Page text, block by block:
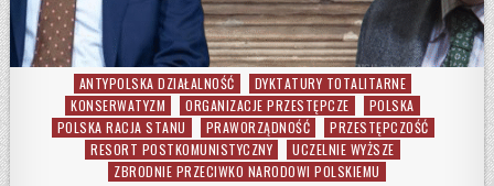
Posted in
ANTYPOLSKA DZIAŁALNOŚĆ
DYKTATURY TOTALITARNE
KONSERWATYZM
ORGANIZACJE PRZESTĘPCZE
POLSKA
POLSKA RACJA STANU
PRAWORZĄDNOŚĆ
PRZESTĘPCZOŚĆ
RESORT POSTKOMUNISTYCZNY
UCZELNIE WYŻSZE
ZBRODNIE PRZECIWKO NARODOWI POLSKIEMU